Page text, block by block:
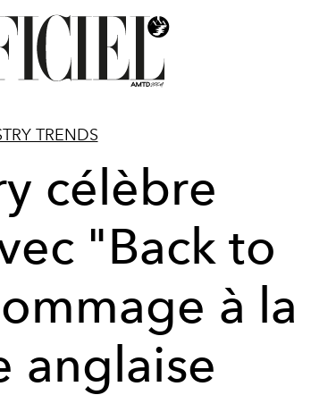
TRENDS
célèbre
"Back to
à la
anglaise